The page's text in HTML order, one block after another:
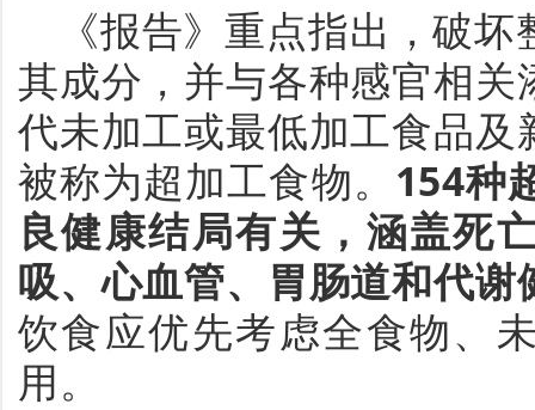
《报告》重点指出，破坏
其成分，并与各种感官相关
代未加工或最低加工食品
被称为超加工食物。 154种
良健康结局有关，涵盖死
吸、心血管、胃肠道和代谢
饮食应优先考虑全食物、
用。